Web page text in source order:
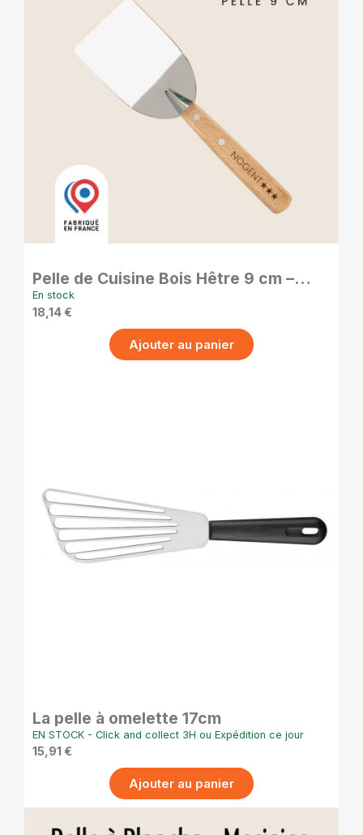
Pelle de Cuisine Bois Hêtre 9 cm –
Spatule Plancha Résistante
En stock
18,14 €
Ajouter au panier
La pelle à omelette 17cm
EN STOCK - Click and collect 3H ou Expédition ce jour
15,91 €
Ajouter au panier